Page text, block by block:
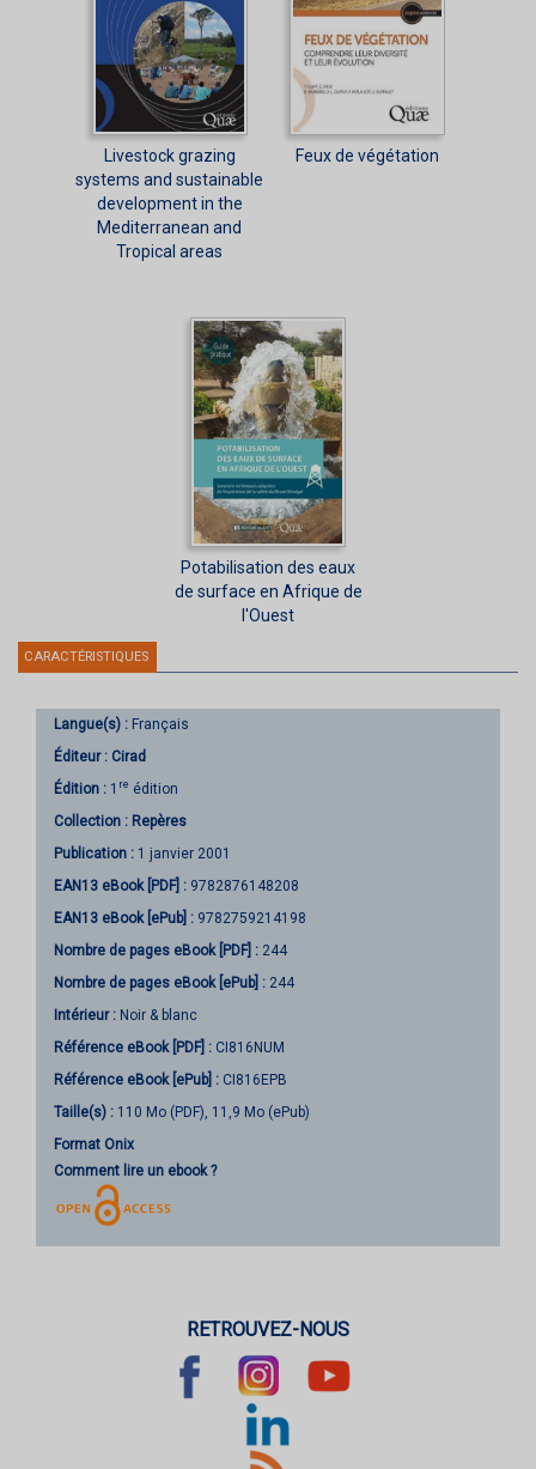
Livestock grazing
systems and sustainable
development in the
Mediterranean and
Tropical areas
Feux de végétation
Potabilisation des eaux
de surface en Afrique de
l'Ouest
CARACTÉRISTIQUES
Langue(s) : Français
Éditeur : Cirad
Édition : 1 re édition
Collection : Repères
Publication : 1 janvier 2001
EAN13 eBook [PDF] : 9782876148208
EAN13 eBook [ePub] : 9782759214198
Nombre de pages eBook [PDF] : 244
Nombre de pages eBook [ePub] : 244
Intérieur : Noir & blanc
Référence eBook [PDF] : CI816NUM
Référence eBook [ePub] : CI816EPB
Taille(s) : 110 Mo (PDF), 11,9 Mo (ePub)
Format Onix
Comment lire un ebook ?
RETROUVEZ-NOUS